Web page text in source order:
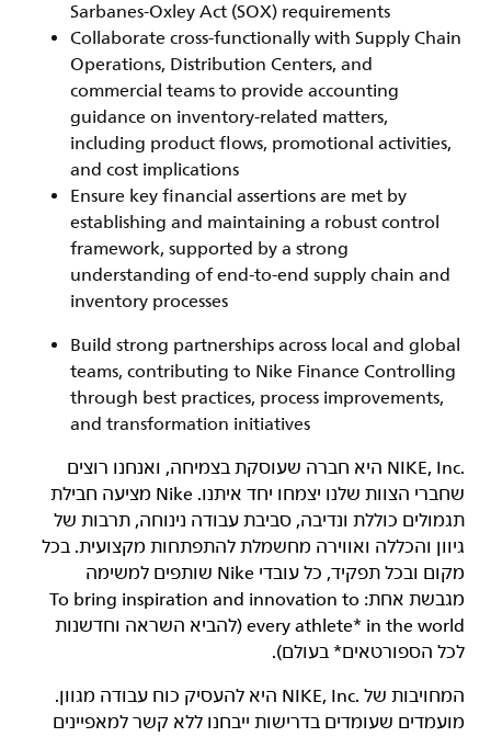
Sarbanes-Oxley Act (SOX) requirements
Collaborate cross-functionally with Supply Chain
Operations, Distribution Centers, and
commercial teams to provide accounting
guidance on inventory-related matters,
including product flows, promotional activities,
and cost implications
Ensure key financial assertions are met by
establishing and maintaining a robust control
framework, supported by a strong
understanding of end-to-end supply chain and
inventory processes
Build strong partnerships across local and global
teams, contributing to Nike Finance Controlling
through best practices, process improvements,
and transformation initiatives
‏NIKE, Inc.‎ היא חברה שעוסקת בצמיחה, ואנחנו רוצים
שחברי הצוות שלנו יצמחו יחד איתנו. Nike מציעה חבילת
תגמולים כוללת ונדיבה, סביבת עבודה נינוחה, תרבות של
גיוון והכללה ואווירה מחשמלת להתפתחות מקצועית. בכל
מקום ובכל תפקיד, כל עובדי Nike שותפים למשימה
מגבשת אחת: To bring inspiration and innovation to
every athlete* in the world (להביא השראה וחדשנות
לכל הספורטאים* בעולם).
המחויבות של NIKE, Inc.‎ היא להעסיק כוח עבודה מגוון.
מועמדים שעומדים בדרישות ייבחנו ללא קשר למאפיינים